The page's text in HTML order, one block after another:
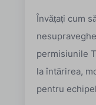
Învățați cum
permisiunile
la întărirea,
pentru